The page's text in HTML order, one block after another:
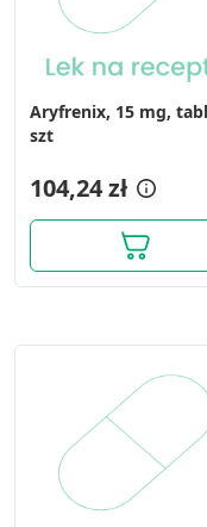
Aryfrenix, 15 mg,
szt
104,24 zł